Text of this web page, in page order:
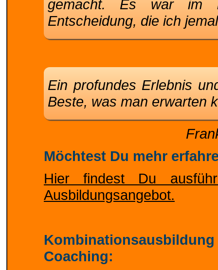
gemacht. Es war im
Entscheidung, die ich
Ein profundes Erlebnis
Beste, was man erwarten
Möchtest Du mehr
Hier findest Du
Ausbildungsangebot.
Coaching: